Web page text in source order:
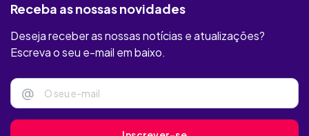
Only Flirts
Felizes
Clube Amizade
soadultos
Receba as nossas novidades
Deseja receber as nossas notícias e atualizações?
Escreva o seu e-mail em baixo.
@